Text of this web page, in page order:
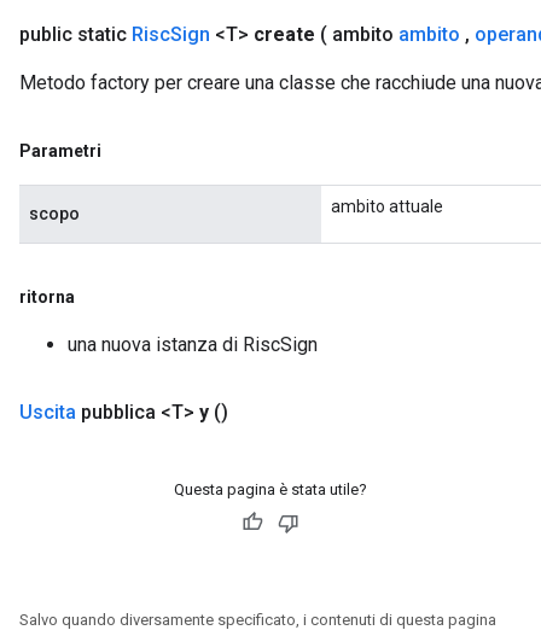
public static RiscSign <T> create ( ambito ambito ,
Metodo factory per creare una classe che racchiude una
Parametri
scopo ambito attuale
ritorna
una nuova istanza di RiscSign
Uscita pubblica <T> y ()
Questa pagina è stata utile?
Salvo quando diversamente specificato, i contenuti di questa pagina